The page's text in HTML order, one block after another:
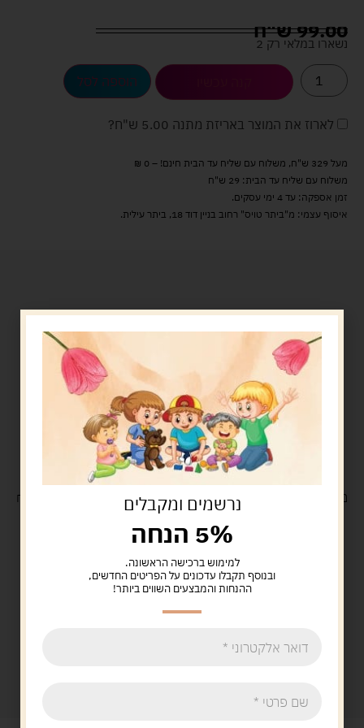
99.00ש"ח
נשארו במלאי רק 2
הוספה לסל
לארוז את המוצר באריזת מתנה 5.00 ש"ח ?
מעל 329 ש"ח, משלוח עם שליח עד הבית חינם! – 0 ₪
משלוח עם שליח עד הבית: 29 ש"ח
זמן אספקה: עד 4 ימי עסקים.
איסוף עצמי: מ"ביתר טויס" רחוב בניין דוד 18, ביתר עילית.
משלוח בקנייה מעל 329 ש"ח משלוח עםנרשמים ומקבלים
5% הנחה
למימוש ברכישה הראשונה.
ובנוסף תקבלו עדכונים על הפריטים החדשים,
ההנחות והמבצעים השווים ביותר!